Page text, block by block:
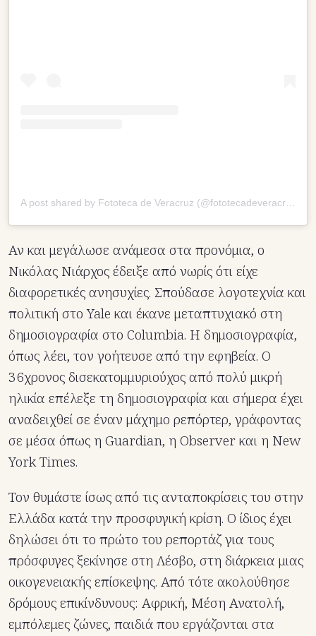
Αν και μεγάλωσε ανάμεσα στα προνόμια, ο
Νικόλας Νιάρχος έδειξε από νωρίς ότι είχε
διαφορετικές ανησυχίες. Σπούδασε λογοτεχνία και
πολιτική στο Yale και έκανε μεταπτυχιακό στη
δημοσιογραφία στο Columbia. Η δημοσιογραφία,
όπως λέει, τον γοήτευσε από την εφηβεία. Ο
36χρονος δισεκατομμυριούχος από πολύ μικρή
ηλικία επέλεξε τη δημοσιογραφία και σήμερα έχει
αναδειχθεί σε έναν μάχημο ρεπόρτερ, γράφοντας
σε μέσα όπως η Guardian, η Observer και η New
York Times.
Τον θυμάστε ίσως από τις ανταποκρίσεις του στην
Ελλάδα κατά την προσφυγική κρίση. Ο ίδιος έχει
δηλώσει ότι το πρώτο του ρεπορτάζ για τους
πρόσφυγες ξεκίνησε στη Λέσβο, στη διάρκεια μιας
οικογενειακής επίσκεψης. Από τότε ακολούθησε
δρόμους επικίνδυνους: Αφρική, Μέση Ανατολή,
εμπόλεμες ζώνες, παιδιά που εργάζονται στα